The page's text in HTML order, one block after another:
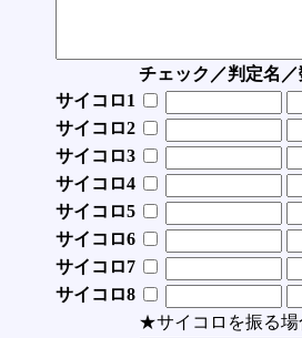
チェック／判定名
サイコロ1
サイコロ2
サイコロ3
サイコロ4
サイコロ5
サイコロ6
サイコロ7
サイコロ8
★サイコロを振る場